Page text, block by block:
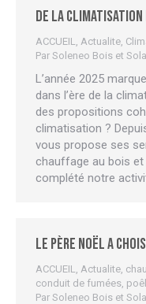
De la climatisation
ACCUEIL, Actualite,
Par Soleneo Bois et
L’année 2025
dans l’ère de la
des propositions
climatisation ?
vous propose ses
chauffage au bois et
complété notre
Le père Noël a
ACCUEIL, Actualite,
conduit de fumées,
Par Soleneo Bois et